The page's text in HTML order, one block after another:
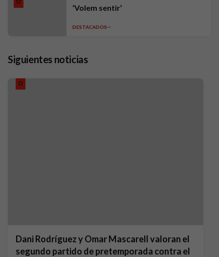
‘Volem sentir’
DESTACADOS
Siguientes noticias
Dani Rodríguez y Omar Mascarell valoran el
segundo partido de pretemporada contra el